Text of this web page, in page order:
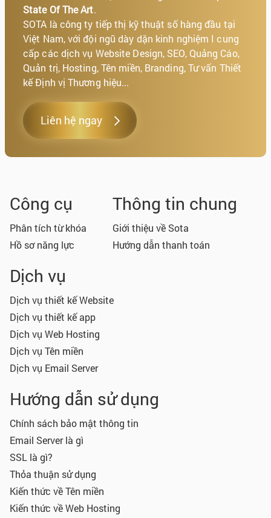
State Of The Art.
SOTA là công ty tiếp thị kỹ thuật số hàng đầu tại
Việt Nam, với đội ngũ dày dặn kinh nghiệm I cung
cấp các dịch vụ Website Design, SEO, Quảng Cáo,
Quản trị, Hosting, Tên miền, Branding, Tư vấn Thiết
kế Định vị Thương hiệu...
Liên hệ ngay
Công cụ
Phân tích từ khóa
Hồ sơ năng lực
Thông tin chung
Giới thiệu về Sota
Hướng dẫn thanh toán
Dịch vụ
Dịch vụ thiết kế Website
Dịch vụ thiết kế app
Dịch vụ Web Hosting
Dịch vụ Tên miền
Dịch vụ Email Server
Hướng dẫn sử dụng
Chính sách bảo mật thông tin
Email Server là gì
SSL là gì?
Thỏa thuận sử dụng
Kiến thức về Tên miền
Kiến thức về Web Hosting